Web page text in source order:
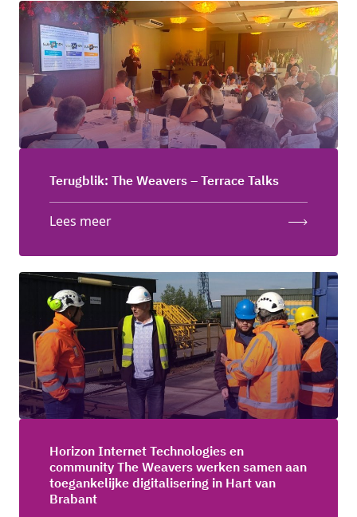
Terugblik: The Weavers – Terrace Talks
Lees meer
Horizon Internet Technologies en
community The Weavers werken samen aan
toegankelijke digitalisering in Hart van
Brabant